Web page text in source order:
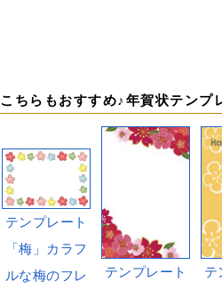
こちらもおすすめ♪年賀状テンプ
テンプレート
「梅」カラフ
ルな梅のフレ
テンプレート
テ